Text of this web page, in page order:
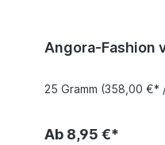
Angora-Fashion
25 Gramm (358,00 €*
Ab 8,95 €*